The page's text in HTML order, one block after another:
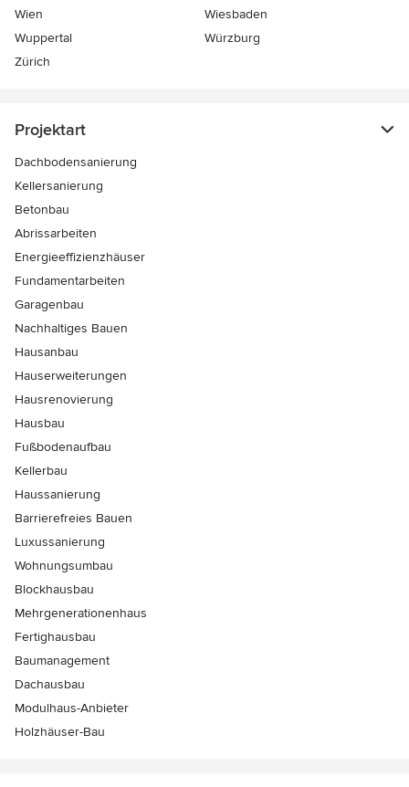
Wien
Wiesbaden
Wuppertal
Würzburg
Zürich
Projektart
Dachbodensanierung
Kellersanierung
Betonbau
Abrissarbeiten
Energieeffizienzhäuser
Fundamentarbeiten
Garagenbau
Nachhaltiges Bauen
Hausanbau
Hauserweiterungen
Hausrenovierung
Hausbau
Fußbodenaufbau
Kellerbau
Haussanierung
Barrierefreies Bauen
Luxussanierung
Wohnungsumbau
Blockhausbau
Mehrgenerationenhaus
Fertighausbau
Baumanagement
Dachausbau
Modulhaus-Anbieter
Holzhäuser-Bau